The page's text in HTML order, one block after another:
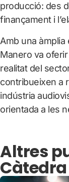
producció: des
finançament i
Amb una
Manero va
realitat del
contribueixen a
indústria
orientada a les
Altres
Càtedra